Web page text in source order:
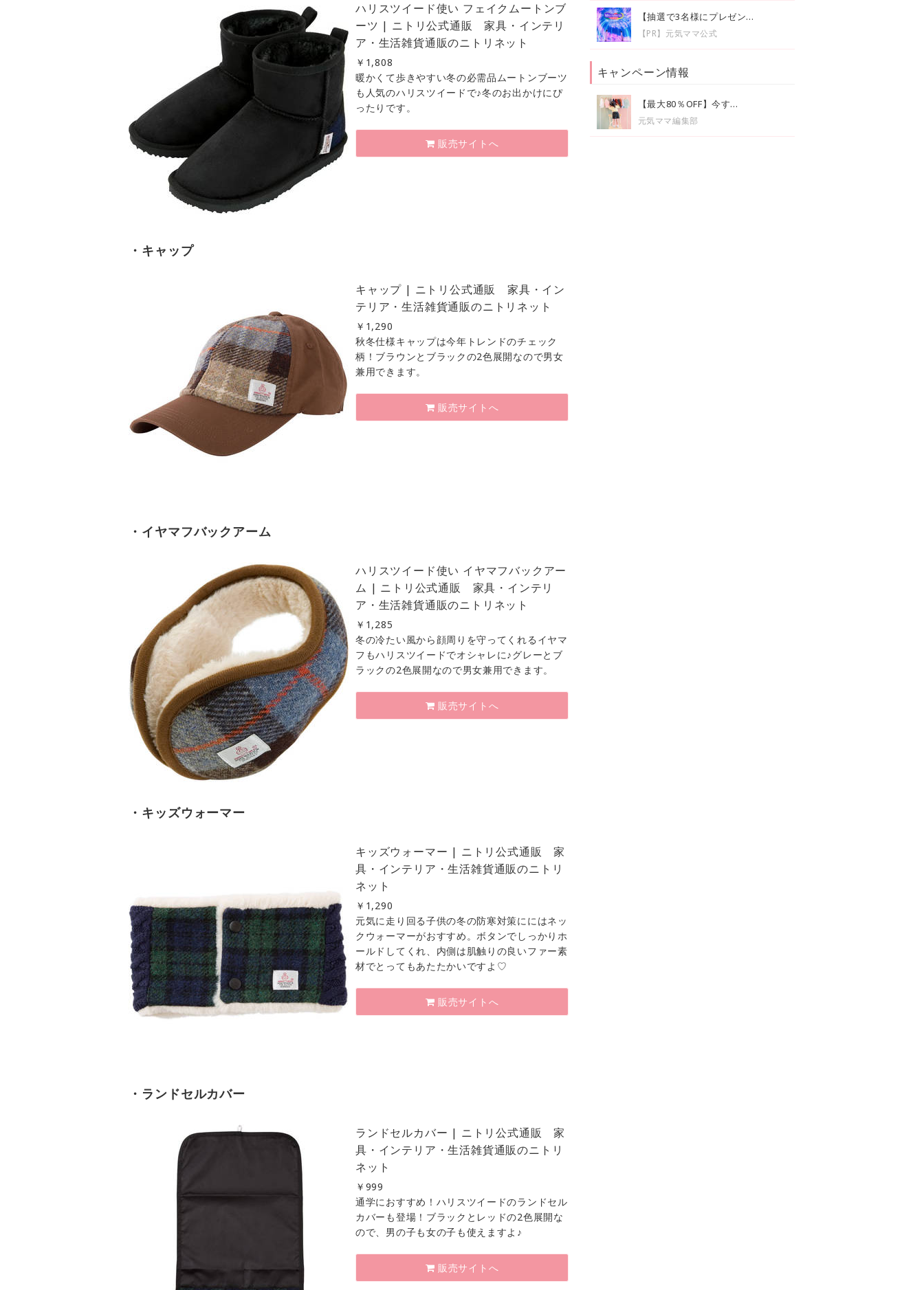
ハリスツイード使い フェイクムートンブ
ーツ | ニトリ公式通販 家具・インテリ
ア・生活雑貨通販のニトリネット
￥ 1,808
暖かくて歩きやすい冬の必需品ムートンブーツ
も人気のハリスツイードで♪冬のお出かけにぴ
ったりです。
販売サイトへ
・キャップ
キャップ | ニトリ公式通販 家具・イン
テリア・生活雑貨通販のニトリネット
￥ 1,290
秋冬仕様キャップは今年トレンドのチェック
柄！ブラウンとブラックの2色展開なので男女
兼用できます。
販売サイトへ
・イヤマフバックアーム
ハリスツイード使い イヤマフバックアー
ム | ニトリ公式通販 家具・インテリ
ア・生活雑貨通販のニトリネット
￥ 1,285
冬の冷たい風から顔周りを守ってくれるイヤマ
フもハリスツイードでオシャレに♪グレーとブ
ラックの2色展開なので男女兼用できます。
販売サイトへ
・キッズウォーマー
キッズウォーマー | ニトリ公式通販 家
具・インテリア・生活雑貨通販のニトリ
ネット
￥ 1,290
元気に走り回る子供の冬の防寒対策ににはネッ
クウォーマーがおすすめ。ボタンでしっかりホ
ールドしてくれ、内側は肌触りの良いファー素
材でとってもあたたかいですよ♡
販売サイトへ
・ランドセルカバー
ランドセルカバー | ニトリ公式通販 家
具・インテリア・生活雑貨通販のニトリ
ネット
￥ 999
通学におすすめ！ハリスツイードのランドセル
カバーも登場！ブラックとレッドの2色展開な
ので、男の子も女の子も使えますよ♪
販売サイトへ
【抽選で3名様にプレゼン...
【PR】元気ママ公式
キャンペーン情報
【最大80％OFF】今す...
元気ママ編集部